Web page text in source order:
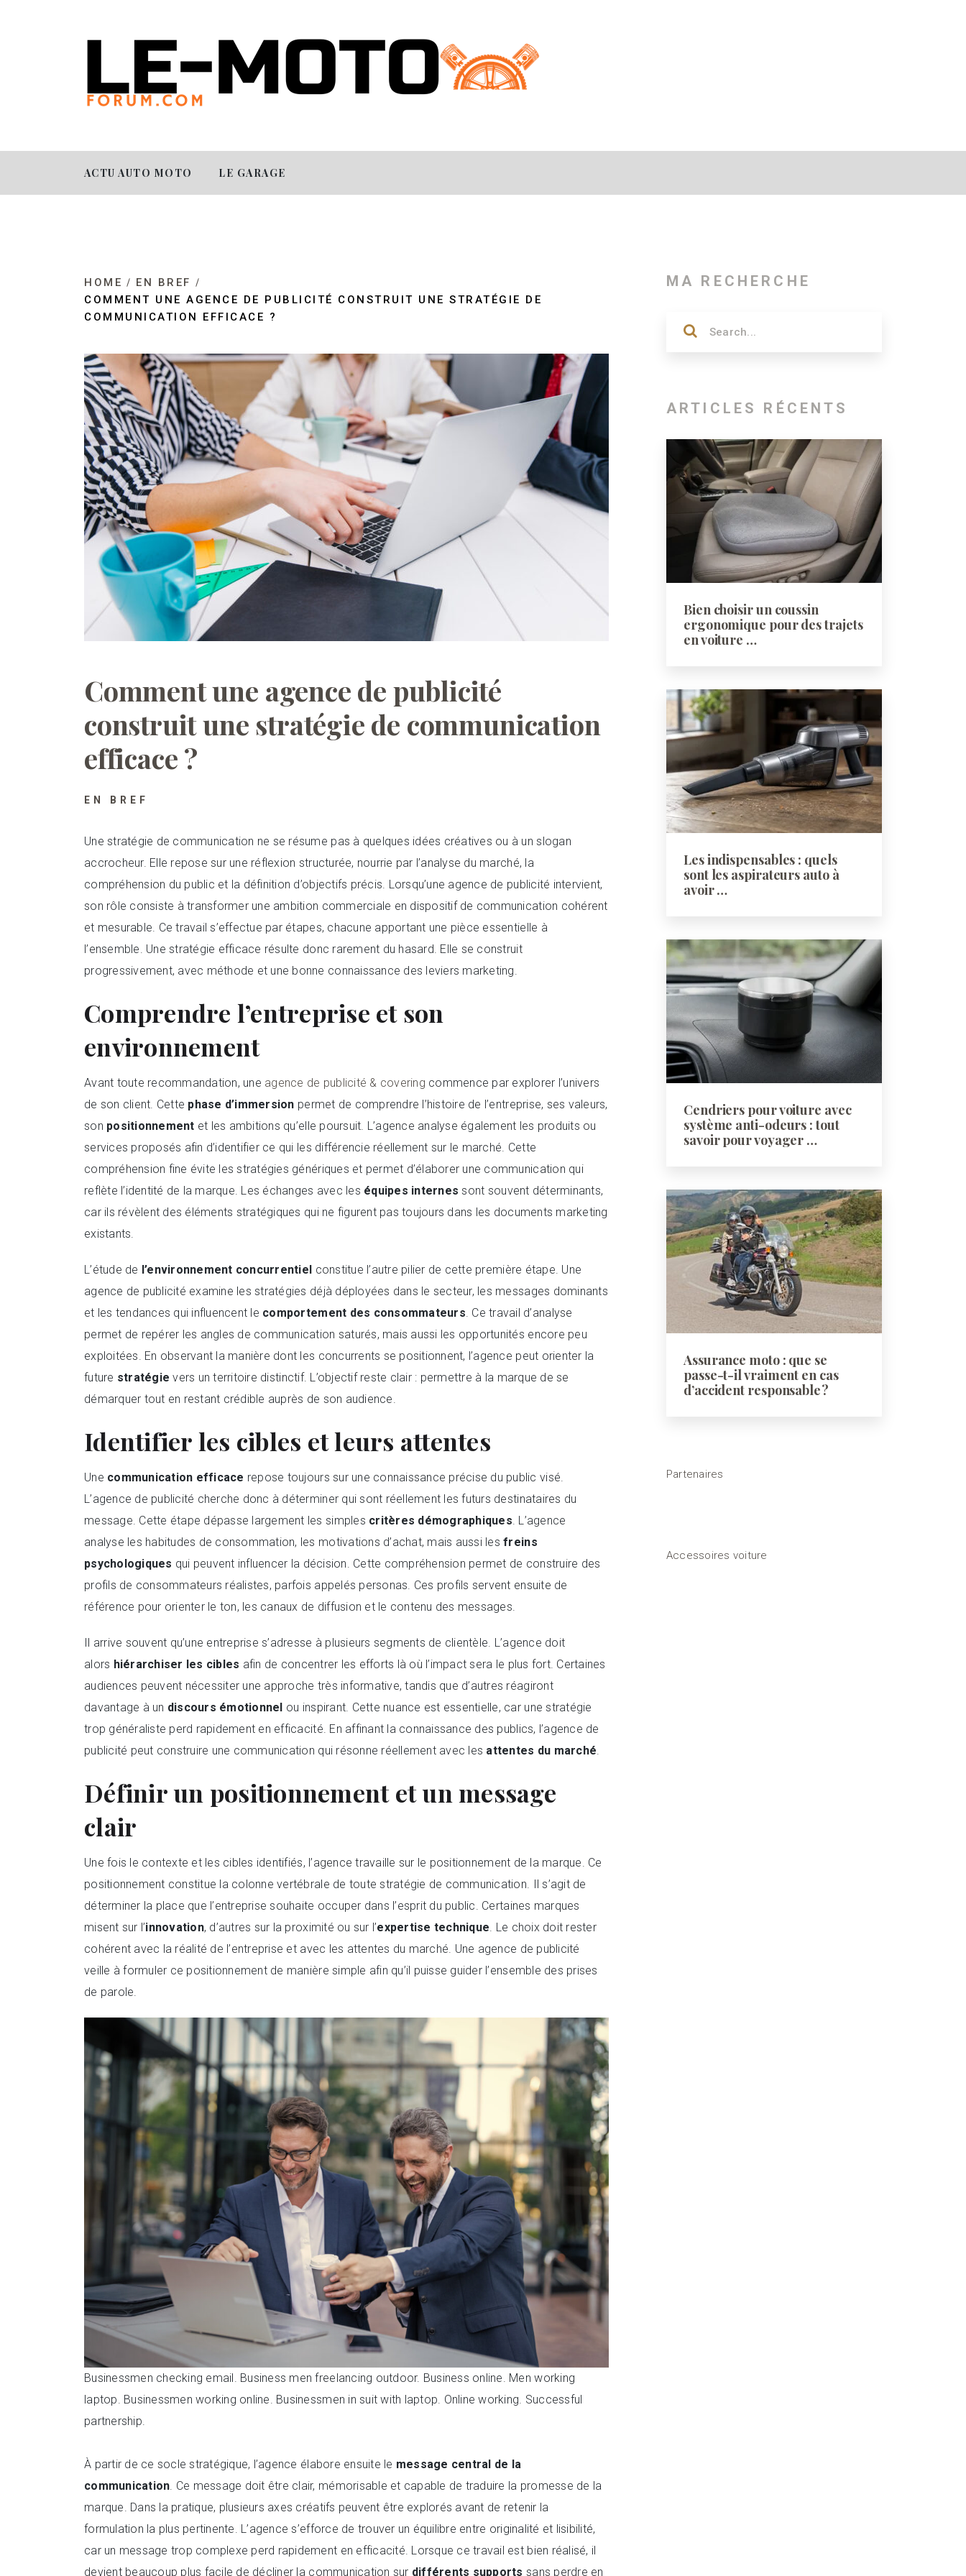
ACTU AUTO MOTO LE GARAGE
HOME
EN BREF
COMMENT UNE AGENCE DE PUBLICITÉ CONSTRUIT UNE STRATÉGIE DE
COMMUNICATION EFFICACE ?
Comment une agence de publicité
construit une stratégie de communication
efficace ?
EN BREF
Une stratégie de communication ne se résume pas à quelques idées créatives ou à un slogan
accrocheur. Elle repose sur une réflexion structurée, nourrie par l’analyse du marché, la
compréhension du public et la définition d’objectifs précis. Lorsqu’une agence de publicité intervient,
son rôle consiste à transformer une ambition commerciale en dispositif de communication cohérent
et mesurable. Ce travail s’effectue par étapes, chacune apportant une pièce essentielle à
l’ensemble. Une stratégie efficace résulte donc rarement du hasard. Elle se construit
progressivement, avec méthode et une bonne connaissance des leviers marketing.
Comprendre l’entreprise et son
environnement
Avant toute recommandation, une agence de publicité & covering commence par explorer l’univers
de son client. Cette phase d’immersion permet de comprendre l’histoire de l’entreprise, ses valeurs,
son positionnement et les ambitions qu’elle poursuit. L’agence analyse également les produits ou
services proposés afin d’identifier ce qui les différencie réellement sur le marché. Cette
compréhension fine évite les stratégies génériques et permet d’élaborer une communication qui
reflète l’identité de la marque. Les échanges avec les équipes internes sont souvent déterminants,
car ils révèlent des éléments stratégiques qui ne figurent pas toujours dans les documents marketing
existants.
L’étude de l’environnement concurrentiel constitue l’autre pilier de cette première étape. Une
agence de publicité examine les stratégies déjà déployées dans le secteur, les messages dominants
et les tendances qui influencent le comportement des consommateurs. Ce travail d’analyse
permet de repérer les angles de communication saturés, mais aussi les opportunités encore peu
exploitées. En observant la manière dont les concurrents se positionnent, l’agence peut orienter la
future stratégie vers un territoire distinctif. L’objectif reste clair : permettre à la marque de se
démarquer tout en restant crédible auprès de son audience.
Identifier les cibles et leurs attentes
Une communication efficace repose toujours sur une connaissance précise du public visé.
L’agence de publicité cherche donc à déterminer qui sont réellement les futurs destinataires du
message. Cette étape dépasse largement les simples critères démographiques. L’agence
analyse les habitudes de consommation, les motivations d’achat, mais aussi lesfreins
psychologiques qui peuvent influencer la décision. Cette compréhension permet de construire des
profils de consommateurs réalistes, parfois appelés personas. Ces profils servent ensuite de
référence pour orienter le ton, les canaux de diffusion et le contenu des messages.
Il arrive souvent qu’une entreprise s’adresse à plusieurs segments de clientèle. L’agence doit
alors hiérarchiser les cibles afin de concentrer les efforts là où l’impact sera le plus fort. Certaines
audiences peuvent nécessiter une approche très informative, tandis que d’autres réagiront
davantage à un discours émotionnel ou inspirant. Cette nuance est essentielle, car une stratégie
trop généraliste perd rapidement en efficacité. En affinant la connaissance des publics, l’agence de
publicité peut construire une communication qui résonne réellement avec les attentes du marché.
Définir un positionnement et un message
clair
Une fois le contexte et les cibles identifiés, l’agence travaille sur le positionnement de la marque. Ce
positionnement constitue la colonne vertébrale de toute stratégie de communication. Il s’agit de
déterminer la place que l’entreprise souhaite occuper dans l’esprit du public. Certaines marques
misent sur l’innovation, d’autres sur la proximité ou sur l’expertise technique. Le choix doit rester
cohérent avec la réalité de l’entreprise et avec les attentes du marché. Une agence de publicité
veille à formuler ce positionnement de manière simple afin qu’il puisse guider l’ensemble des prises
de parole.
Businessmen checking email. Business men freelancing outdoor. Business online. Men working
laptop. Businessmen working online. Businessmen in suit with laptop. Online working. Successful
partnership.
À partir de ce socle stratégique, l’agence élabore ensuite le message central de la
communication. Ce message doit être clair, mémorisable et capable de traduire la promesse de la
marque. Dans la pratique, plusieurs axes créatifs peuvent être explorés avant de retenir la
formulation la plus pertinente. L’agence s’efforce de trouver un équilibre entre originalité et lisibilité,
car un message trop complexe perd rapidement en efficacité. Lorsque ce travail est bien réalisé, il
devient beaucoup plus facile de décliner la communication sur différents supports sans perdre en
MA RECHERCHE
ARTICLES RÉCENTS
Bien choisir un coussin
ergonomique pour des trajets
en voiture …
Les indispensables : quels
sont les aspirateurs auto à
avoir …
Cendriers pour voiture avec
système anti-odeurs : tout
savoir pour voyager …
Assurance moto : que se
passe-t-il vraiment en cas
d’accident responsable ?
Partenaires
Accessoires voiture